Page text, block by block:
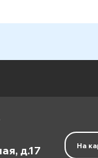
д.17
На